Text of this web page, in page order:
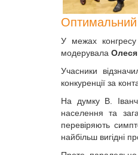
Оптимальний
У межах конгресу
модерувала Олеся
Учасники
конкуренції за
На думку В.
населення та
перевіряють
найбільш вигідні